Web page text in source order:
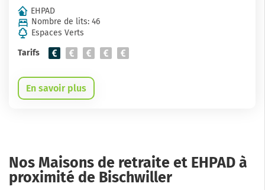
EHPAD
Nombre de lits: 46
Espaces Verts
Tarifs
En savoir plus
Nos Maisons de retraite et EHPAD à
proximité de Bischwiller